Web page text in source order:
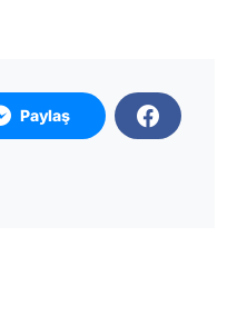
Paylaş